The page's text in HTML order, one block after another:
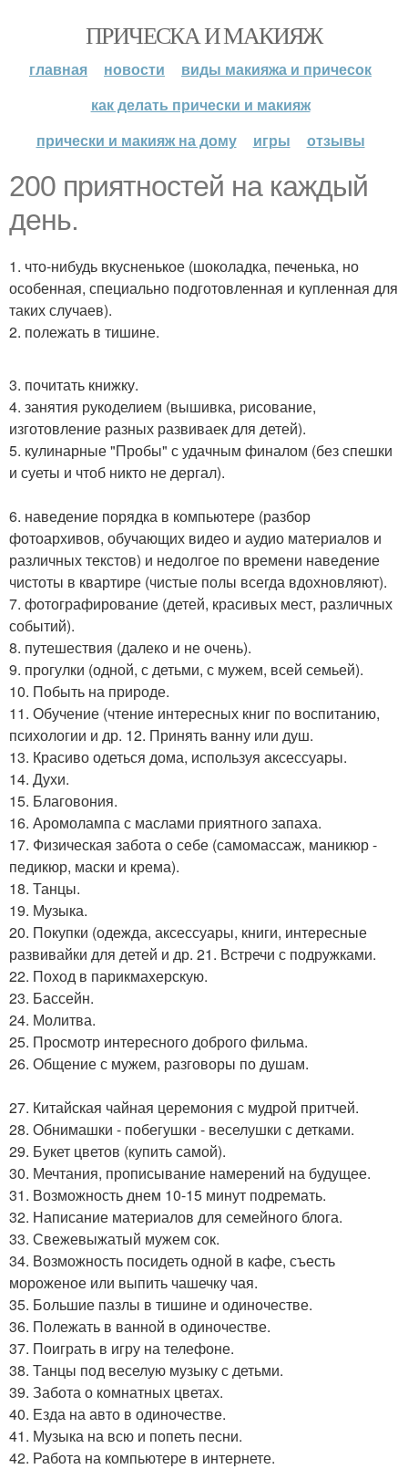
ПРИЧЕСКА И МАКИЯЖ
главная новости
виды макияжа и причесок
как делать прически и макияж
прически и макияж на дому
игры отзывы
200 приятностей на каждый
день.
1. что-нибудь вкусненькое (шоколадка, печенька, но
особенная, специально подготовленная и купленная для
таких случаев).
2. полежать в тишине.
3. почитать книжку.
4. занятия рукоделием (вышивка, рисование,
изготовление разных развиваек для детей).
5. кулинарные "Пробы" с удачным финалом (без спешки
и суеты и чтоб никто не дергал).
6. наведение порядка в компьютере (разбор
фотоархивов, обучающих видео и аудио материалов и
различных текстов) и недолгое по времени наведение
чистоты в квартире (чистые полы всегда вдохновляют).
7. фотографирование (детей, красивых мест, различных
событий).
8. путешествия (далеко и не очень).
9. прогулки (одной, с детьми, с мужем, всей семьей).
10. Побыть на природе.
11. Обучение (чтение интересных книг по воспитанию,
психологии и др. 12. Принять ванну или душ.
13. Красиво одеться дома, используя аксессуары.
14. Духи.
15. Благовония.
16. Аромолампа с маслами приятного запаха.
17. Физическая забота о себе (самомассаж, маникюр -
педикюр, маски и крема).
18. Танцы.
19. Музыка.
20. Покупки (одежда, аксессуары, книги, интересные
развивайки для детей и др. 21. Встречи с подружками.
22. Поход в парикмахерскую.
23. Бассейн.
24. Молитва.
25. Просмотр интересного доброго фильма.
26. Общение с мужем, разговоры по душам.
27. Китайская чайная церемония с мудрой притчей.
28. Обнимашки - побегушки - веселушки с детками.
29. Букет цветов (купить самой).
30. Мечтания, прописывание намерений на будущее.
31. Возможность днем 10-15 минут подремать.
32. Написание материалов для семейного блога.
33. Свежевыжатый мужем сок.
34. Возможность посидеть одной в кафе, съесть
мороженое или выпить чашечку чая.
35. Большие пазлы в тишине и одиночестве.
36. Полежать в ванной в одиночестве.
37. Поиграть в игру на телефоне.
38. Танцы под веселую музыку с детьми.
39. Забота о комнатных цветах.
40. Езда на авто в одиночестве.
41. Музыка на всю и попеть песни.
42. Работа на компьютере в интернете.